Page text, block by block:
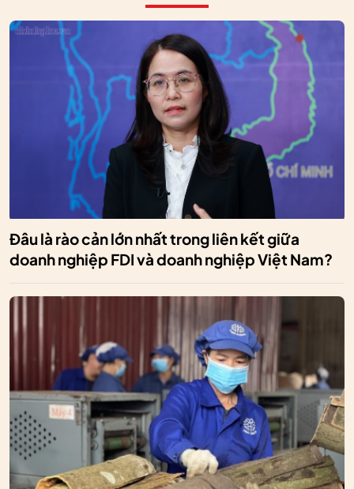
Đâu là rào cản lớn nhất trong liên kết giữa
doanh nghiệp FDI và doanh nghiệp Việt Nam?